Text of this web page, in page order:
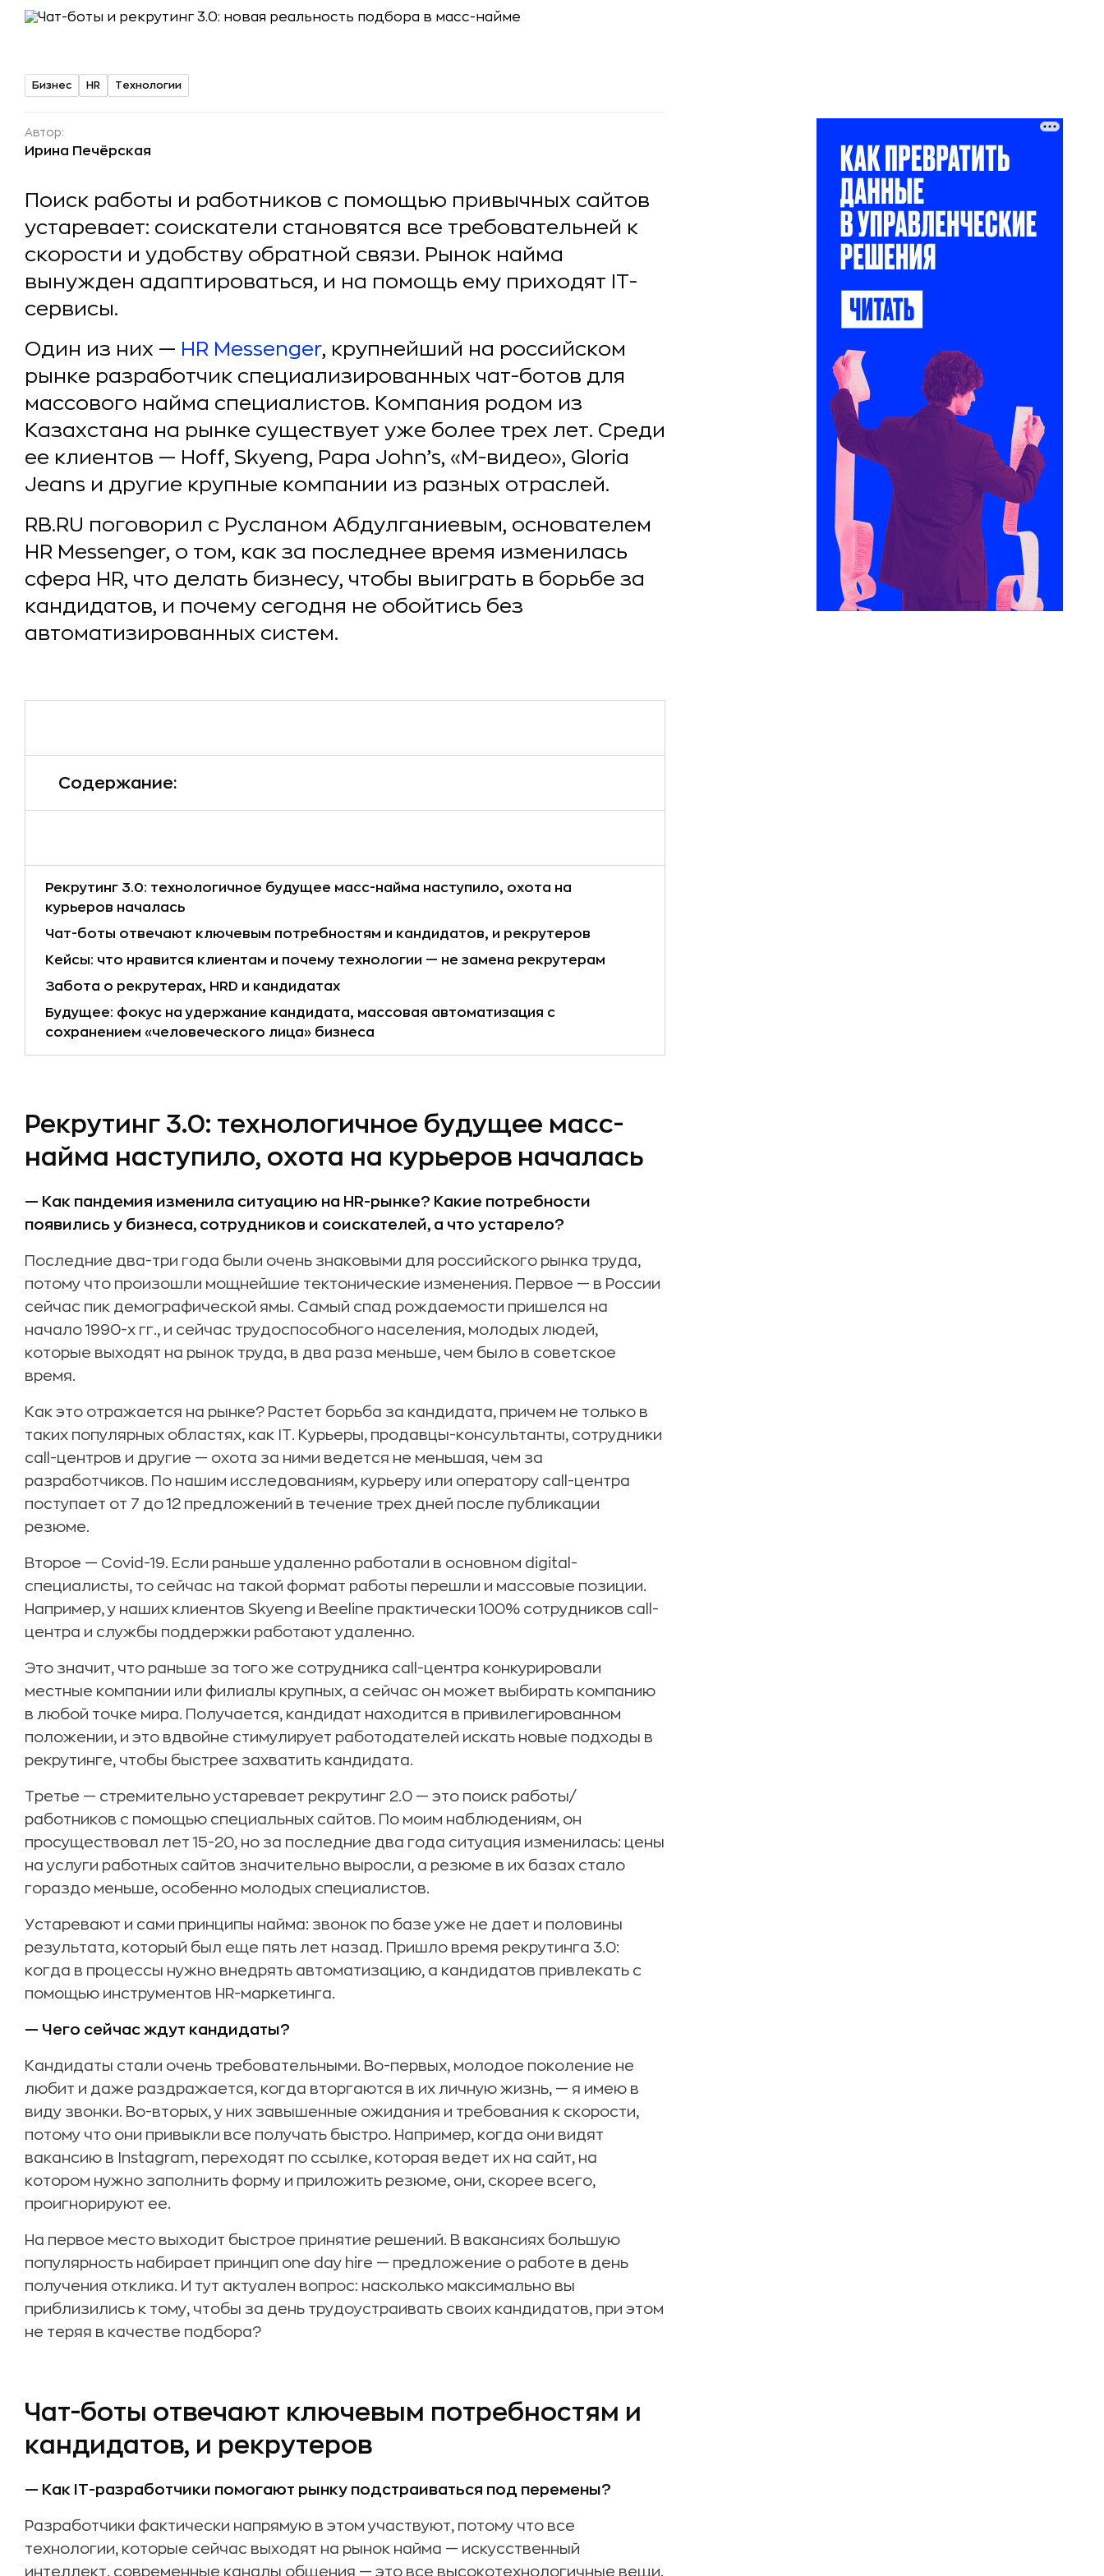
Бизнес HR Технологии
Автор:
Ирина Печёрская
Поиск работы и работников с помощью привычных сайтов
устаревает: соискатели становятся все требовательней к
скорости и удобству обратной связи. Рынок найма
вынужден адаптироваться, и на помощь ему приходят IT-
сервисы.
Один из них — HR Messenger, крупнейший на российском
рынке разработчик специализированных чат-ботов для
массового найма специалистов. Компания родом из
Казахстана на рынке существует уже более трех лет. Среди
ее клиентов — Hoff, Skyeng, Papa John’s, «М-видео», Gloria
Jeans и другие крупные компании из разных отраслей.
RB.RU поговорил с Русланом Абдулганиевым, основателем
HR Messenger, о том, как за последнее время изменилась
сфера HR, что делать бизнесу, чтобы выиграть в борьбе за
кандидатов, и почему сегодня не обойтись без
автоматизированных систем.
Содержание:
Рекрутинг 3.0: технологичное будущее масс-найма наступило, охота на
курьеров началась
Чат-боты отвечают ключевым потребностям и кандидатов, и рекрутеров
Кейсы: что нравится клиентам и почему технологии — не замена рекрутерам
Забота о рекрутерах, HRD и кандидатах
Будущее: фокус на удержание кандидата, массовая автоматизация с
сохранением «человеческого лица» бизнеса
Рекрутинг 3.0: технологичное будущее масс-
найма наступило, охота на курьеров началась
— Как пандемия изменила ситуацию на HR-рынке? Какие потребности
появились у бизнеса, сотрудников и соискателей, а что устарело?
Последние два-три года были очень знаковыми для российского рынка труда,
потому что произошли мощнейшие тектонические изменения. Первое — в России
сейчас пик демографической ямы. Самый спад рождаемости пришелся на
начало 1990-х гг., и сейчас трудоспособного населения, молодых людей,
которые выходят на рынок труда, в два раза меньше, чем было в советское
время.
Как это отражается на рынке? Растет борьба за кандидата, причем не только в
таких популярных областях, как IT. Курьеры, продавцы-консультанты, сотрудники
call-центров и другие — охота за ними ведется не меньшая, чем за
разработчиков. По нашим исследованиям, курьеру или оператору call-центра
поступает от 7 до 12 предложений в течение трех дней после публикации
резюме.
Второе — Covid-19. Если раньше удаленно работали в основном digital-
специалисты, то сейчас на такой формат работы перешли и массовые позиции.
Например, у наших клиентов Skyeng и Beeline практически 100% сотрудников call-
центра и службы поддержки работают удаленно.
Это значит, что раньше за того же сотрудника call-центра конкурировали
местные компании или филиалы крупных, а сейчас он может выбирать компанию
в любой точке мира. Получается, кандидат находится в привилегированном
положении, и это вдвойне стимулирует работодателей искать новые подходы в
рекрутинге, чтобы быстрее захватить кандидата.
Третье — стремительно устаревает рекрутинг 2.0 — это поиск работы/
работников с помощью специальных сайтов. По моим наблюдениям, он
просуществовал лет 15-20, но за последние два года ситуация изменилась: цены
на услуги работных сайтов значительно выросли, а резюме в их базах стало
гораздо меньше, особенно молодых специалистов.
Устаревают и сами принципы найма: звонок по базе уже не дает и половины
результата, который был еще пять лет назад. Пришло время рекрутинга 3.0:
когда в процессы нужно внедрять автоматизацию, а кандидатов привлекать с
помощью инструментов HR-маркетинга.
— Чего сейчас ждут кандидаты?
Кандидаты стали очень требовательными. Во-первых, молодое поколение не
любит и даже раздражается, когда вторгаются в их личную жизнь, — я имею в
виду звонки. Во-вторых, у них завышенные ожидания и требования к скорости,
потому что они привыкли все получать быстро. Например, когда они видят
вакансию в Instagram, переходят по ссылке, которая ведет их на сайт, на
котором нужно заполнить форму и приложить резюме, они, скорее всего,
проигнорируют ее.
На первое место выходит быстрое принятие решений. В вакансиях большую
популярность набирает принцип one day hire — предложение о работе в день
получения отклика. И тут актуален вопрос: насколько максимально вы
приблизились к тому, чтобы за день трудоустраивать своих кандидатов, при этом
не теряя в качестве подбора?
Чат-боты отвечают ключевым потребностям и
кандидатов, и рекрутеров
— Как IT-разработчики помогают рынку подстраиваться под перемены?
Разработчики фактически напрямую в этом участвуют, потому что все
технологии, которые сейчас выходят на рынок найма — искусственный
интеллект, современные каналы общения — это все высокотехнологичные вещи.